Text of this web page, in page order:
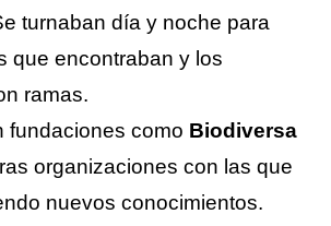
turnaban día y noche para
que encontraban y los
ramas.
fundaciones como Biodiversa
organizaciones con las que
nuevos conocimientos.